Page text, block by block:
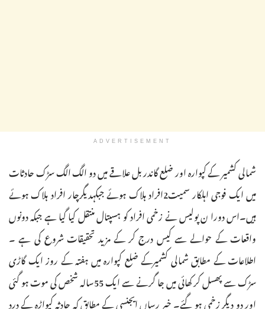
ADVERTISEMENT
شمالی کشمیر کے کپوارہ اور ضلع گاندر بل علاقے میں دو الگ الگ سڑک حادثات
میں ایک فوجی اہلکار سمیت2افراد ہلاک ہوئے جبکہدیگرچار افراد ہلاک ہوئے
ہیں۔اس دورا ن پولیس نے زخمی افراد کو ہسپتال منتقل کیا گیا ہے جبکہ دونوں
واقعات کے حوالے سے کیس درج کر کے مزید تحقیقات شروع کی ہے ۔
اطلاعات کے مطابق شمالی کشمیرکے ضلع کپوارہ میں ہفتہ کے روز ایک گاڑی
سڑک سے پھسل کر کھائی میں جا گرنے سے ایک 55سالہ شخص کی موت ہو گئی
اور دو دیگر زخمی ہو گئے۔ خبر رساں ایجنسی کے مطابق کہ حادثہ کپواڑہ کے درد